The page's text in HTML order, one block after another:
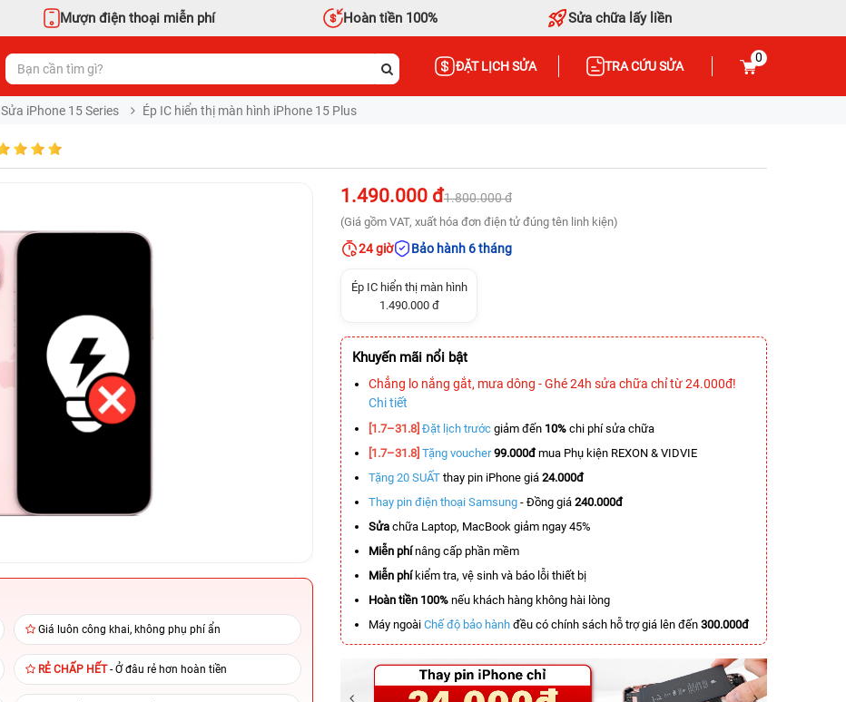
Mượn điện thoại miễn phí Hoàn tiền 100% Sửa chữa lấy liền
ĐẶT LỊCH SỬA TRA CỨU SỬA
0
Sửa iPhone 15 Series Ép IC hiển thị màn hình iPhone 15 Plus
Giá luôn công khai, không phụ phí ẩn
RẺ CHẤP HẾT- Ở đâu rẻ hơn hoàn tiền
1.490.000 đ1.800.000 đ
(Giá gồm VAT, xuất hóa đơn điện tử đúng tên linh kiện)
24 giờ Bảo hành 6 tháng
Ép IC hiển thị màn hình
1.490.000 đ
Khuyến mãi nổi bật
Chẳng lo nắng gắt, mưa dông - Ghé 24h sửa chữa chỉ từ 24.000đ!
Chi tiết
[1.7–31.8] Đặt lịch trước giảm đến 10% chi phí sửa chữa
[1.7–31.8] Tặng voucher 99.000đmua Phụ kiện REXON & VIDVIE
Tặng 20 SUẤT thay pin iPhone giá 24.000đ
Thay pin điện thoại Samsung - Đồng giá 240.000đ
Sửa chữa Laptop, MacBook giảm ngay 45%
Miễn phínâng cấp phần mềm
Miễn phíkiểm tra, vệ sinh và báo lỗi thiết bị
Hoàn tiền 100% nếu khách hàng không hài lòng
Máy ngoài Chế độ bảo hành đều có chính sách hỗ trợ giá lên đến 300.000đ